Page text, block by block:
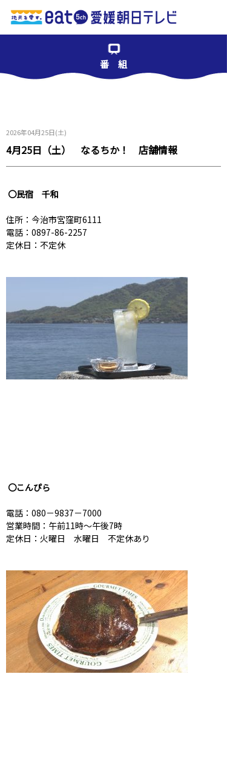
番 組
2026年04月25日(土)
4月25日（土） なるちか！ 店舗情報
〇民宿 千和
住所：今治市宮窪町6111
電話：0897-86-2257
定休日：不定休
〇こんぴら
電話：080－9837－7000
営業時間：午前11時～午後7時
定休日：火曜日 水曜日 不定休あり